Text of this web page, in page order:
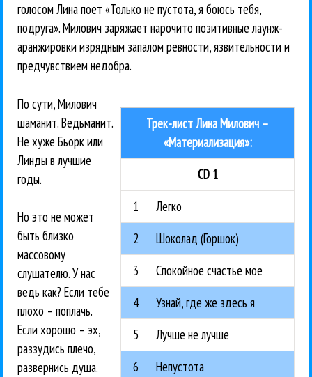
голосом Лина поет «Только не пустота, я боюсь тебя,
подруга». Милович заряжает нарочито позитивные лаунж-
аранжировки изрядным запалом ревности, язвительности и
предчувствием недобра.
Трек-лист Лина Милович –
«Материализация»:
CD 1
1
Легко
2
Шоколад (Горшок)
3
Спокойное счастье мое
4
Узнай, где же здесь я
5
Лучше не лучше
6
Непустота
По сути, Милович
шаманит. Ведьманит.
Не хуже Бьорк или
Линды в лучшие
годы.
Но это не может
быть близко
массовому
слушателю. У нас
ведь как? Если тебе
плохо – поплачь.
Если хорошо – эх,
раззудись плечо,
развернись душа.